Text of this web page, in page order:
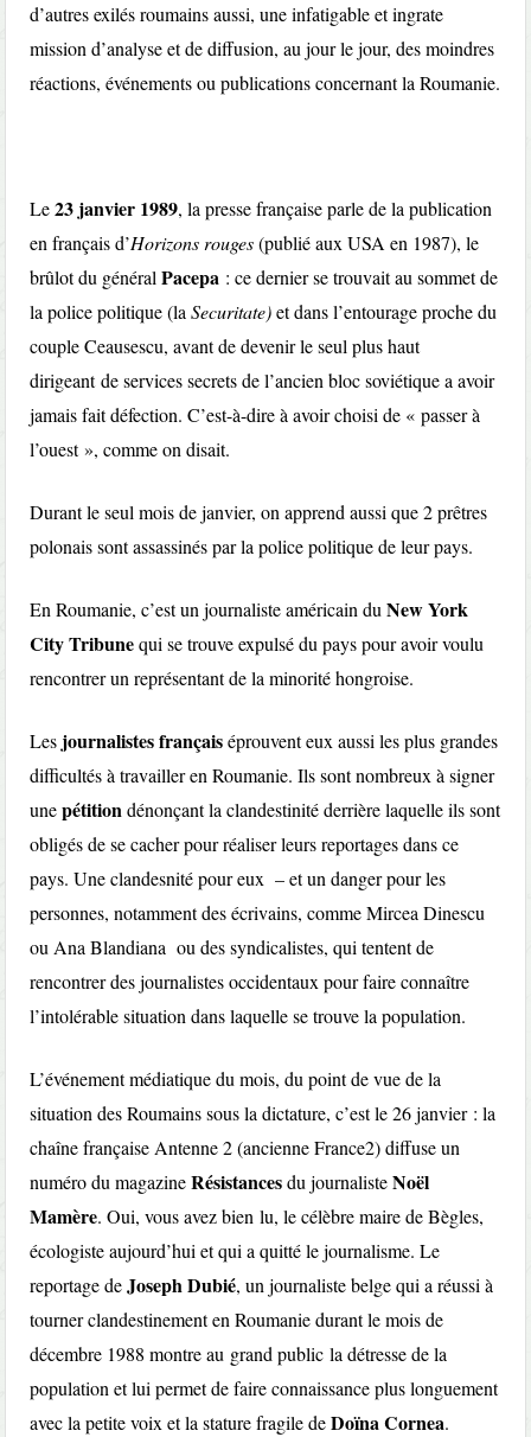
d’autres exilés roumains aussi, une infatigable et ingrate
mission d’analyse et de diffusion, au jour le jour, des moindres
réactions, événements ou publications concernant la Roumanie.
Le23 janvier 1989, la presse française parle de la publication
en français d’Horizons rouges(publié aux USA en 1987), le
brûlot du généralPacepa : ce dernier se trouvait au sommet de
la police politique (laSecuritate)et dans l’entourage proche du
couple Ceausescu, avant de devenir le seul plus haut
dirigeant de services secrets de l’ancien bloc soviétique a avoir
jamais fait défection. C’est-à-dire à avoir choisi de « passer à
l’ouest », comme on disait.
Durant le seul mois de janvier, on apprend aussi que 2 prêtres
polonais sont assassinés par la police politique de leur pays.
En Roumanie, c’est un journaliste américain duNew York
City Tribunequi se trouve expulsé du pays pour avoir voulu
rencontrer un représentant de la minorité hongroise.
Les journalistes françaiséprouvent eux aussi les plus grandes
difficultés à travailler en Roumanie. Ils sont nombreux à signer
unepétitiondénonçant la clandestinité derrière laquelle ils sont
obligés de se cacher pour réaliser leurs reportages dans ce
pays. Une clandesnité pour eux – et un danger pour les
personnes, notamment des écrivains, comme Mircea Dinescu
ou Ana Blandiana ou des syndicalistes, qui tentent de
rencontrer des journalistes occidentaux pour faire connaître
l’intolérable situation dans laquelle se trouve la population.
L’événement médiatique du mois, du point de vue de la
situation des Roumains sous la dictature, c’est le 26 janvier : la
chaîne française Antenne 2 (ancienne France2) diffuse un
numéro du magazineRésistancesdu journalisteNoël
Mamère. Oui, vous avez bien lu, le célèbre maire de Bègles,
écologiste aujourd’hui et qui a quitté le journalisme. Le
reportage deJoseph Dubié, un journaliste belge qui a réussi à
tourner clandestinement en Roumanie durant le mois de
décembre 1988 montre au grand public la détresse de la
population et lui permet de faire connaissance plus longuement
avec la petite voix et la stature fragile deDoïna Cornea.